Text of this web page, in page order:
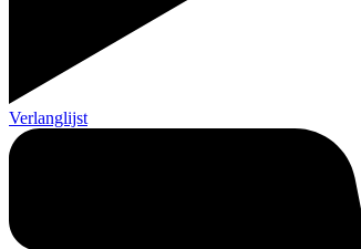
Verlanglijst